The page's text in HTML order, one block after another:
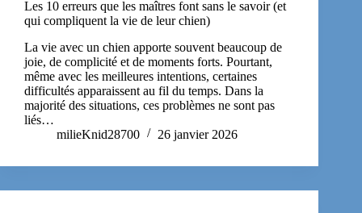
Les 10 erreurs que les maîtres font sans le savoir (et
qui compliquent la vie de leur chien)
La vie avec un chien apporte souvent beaucoup de
joie, de complicité et de moments forts. Pourtant,
même avec les meilleures intentions, certaines
difficultés apparaissent au fil du temps. Dans la
majorité des situations, ces problèmes ne sont pas
liés…
milieKnid28700
26 janvier 2026